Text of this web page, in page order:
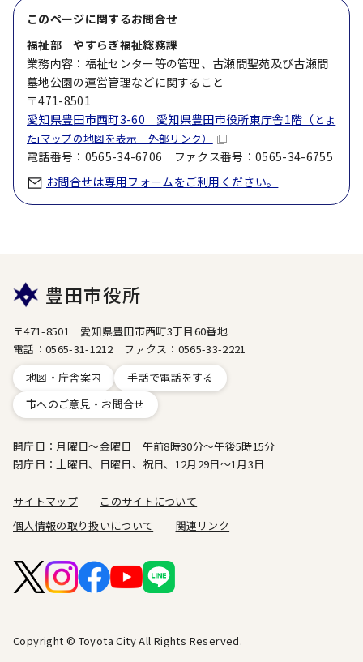
このページに関するお問合せ
福祉部 やすらぎ福祉総務課
業務内容：福祉センター等の管理、古瀬間聖苑及び古瀬間
墓地公園の運営管理などに関すること
〒471-8501
愛知県豊田市西町3-60 愛知県豊田市役所東庁舎1階（ とよ
たiマップの地図を表示 外部リンク）
電話番号：0565-34-6706 ファクス番号：0565-34-6755
お問合せは専用フォームをご利用ください。
豊田市役所
〒471-8501 愛知県豊田市西町3丁目60番地
電話：0565-31-1212 ファクス：0565-33-2221
地図・庁舎案内
手話で電話をする
市へのご意見・お問合せ
開庁日：月曜日～金曜日 午前8時30分～午後5時15分
閉庁日：土曜日、日曜日、祝日、12月29日～1月3日
サイトマップ
このサイトについて
個人情報の取り扱いについて
関連リンク
Copyright © Toyota City All Rights Reserved.